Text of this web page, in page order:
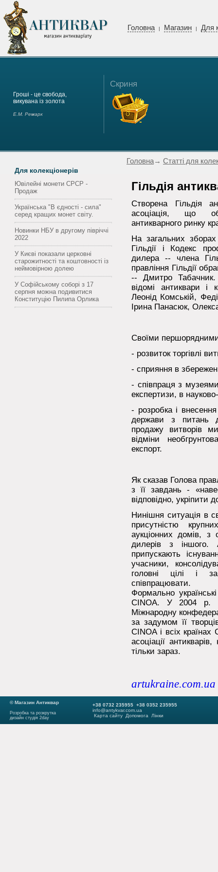
Головна | Магазин | Для
Гроші - це свобода,
викувана із золота
Е.М. Ремарк
Скриня
Для колекціонерів
Ювілейні монети СРСР -
Продаж
Українська "В єдності - сила"
серед кращих монет світу.
Новинки НБУ в другому півріччі
2022
У Києві показали церковні
старожитності та коштовності із
неймовірною долею
У Софійському соборі з 17
серпня можна подивитися
Конституцію Пилипа Орлика
Головна→ Статті для
Гільдія
Створена Гільдія
асоціація, що
антикварного ринку
На загальних зборах
Гільдії і Кодекс
дилера -- члена
правління Гільдії
-- Дмитро Табачник.
відомі антиквари і
Леонід Комській,
Ірина Панасюк,
Своїми
- розвиток торгівлі
- сприяння в
- співпраця з музеями
експертизи, в
- розробка і
держави з питань
продажу витворів
відміни
експорт.
Як сказав Голова
з її завдань -
відповідно, укріпити
Нинішня ситуація в
присутністю
аукціонних домів, з
дилерів з іншого.
припускають
учасники,
головні цілі і
співпрацювати.
Формально
CINOA. У 2004 р.
Міжнародну
за задумом її
CINOA і всіх
асоціації
тільки зараз.
artukraine.com.ua
© Магазин Антиквар
Розробка та розкрутка
дизайн студія 2day
+38 0732 235955 +38 0352 235955
info@antykvar.com.ua
Карта сайту
Допомога Лінки